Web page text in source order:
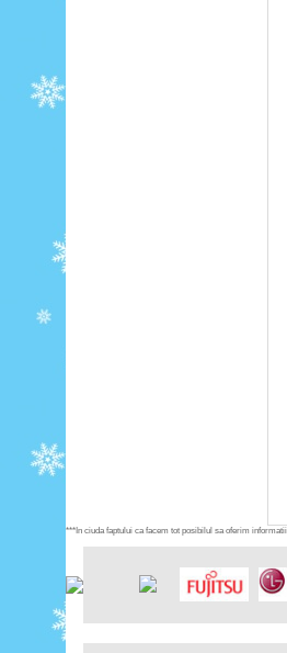
***In ciuda faptului ca facem tot posibilul sa oferim